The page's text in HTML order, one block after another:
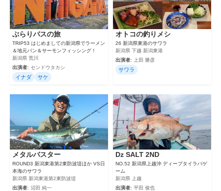
ぶらりバスの旅
TRIP53 はじめましての新潟県でラーメン
＆地元パン＆サーモンフィッシング！
新潟県 荒川
出演者: センドウタカシ
イナダ サケ
オトコの釣りメシ
26 新潟県東港のサワラ
新潟県 下越 新潟東港
出演者:
上田 勝彦
サワラ
メタルバスター
ROUND3 新潟東港第2東防波堤ほか VS日
本海のサワラ
新潟県 新潟東港第2東防波堤
出演者: 沼田 純一
Dz SALT 2ND
NO.52 新潟県上越沖 ディープタイラバゲ
ーム
新潟県 上越
出演者: 平田 俊也